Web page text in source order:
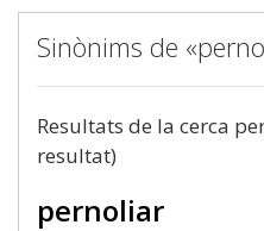
Sinònims de
Resultats de la cerca
resultat)
pernoliar